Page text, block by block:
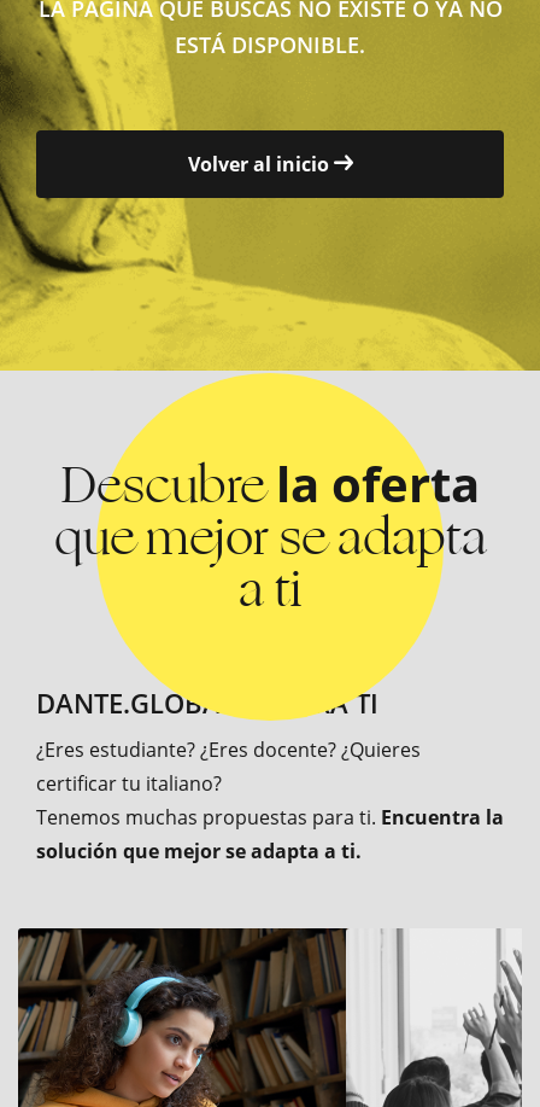
LA PÁGINA QUE BUSCAS NO EXISTE O YA NO
ESTÁ DISPONIBLE.
Volver al inicio
Descubrela oferta
que mejor se adapta
a ti
DANTE.GLOBAL ES PARA TI
¿Eres estudiante? ¿Eres docente? ¿Quieres
certificar tu italiano?
Tenemos muchas propuestas para ti. Encuentra la
solución que mejor se adapta a ti.